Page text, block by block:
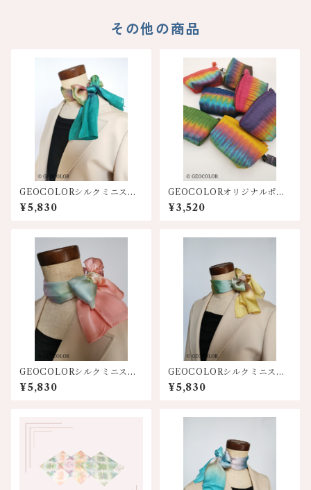
その他の商品
GEOCOLORシルクミニスカ
ーフ【エメグリ系】人気
色！！
¥5,830
GEOCOLORオリジナルポー
チ【各色】
¥3,520
GEOCOLORシルクミニスカ
ーフ【オレンジ系】
¥5,830
GEOCOLORシルクミニスカ
ーフ【イエロー系】
¥5,830